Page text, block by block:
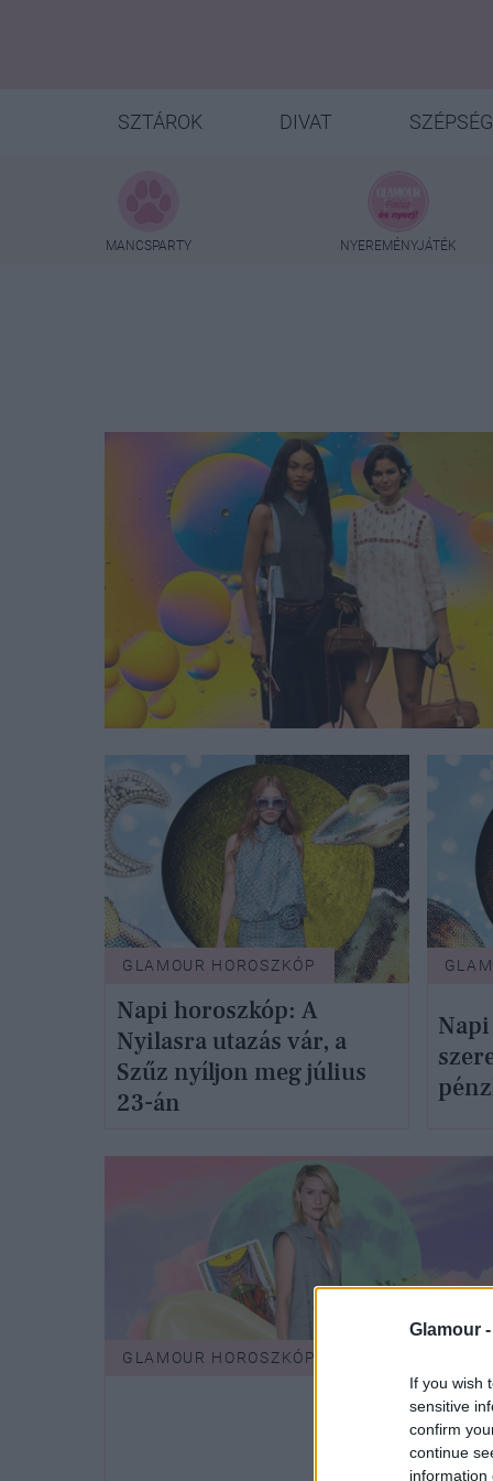
Glamour -
If you wish
sensitive
confirm
continue
information
SZTÁROK DIVAT SZÉPSÉG
MANCSPARTY NYEREMÉNYJÁTÉK
GLAMOUR HOROSZKÓP
Napi horoszkóp: A
Nyilasra utazás vár, a
Szűz nyíljon meg július
23-án
GLAMOUR HOROSZKÓP